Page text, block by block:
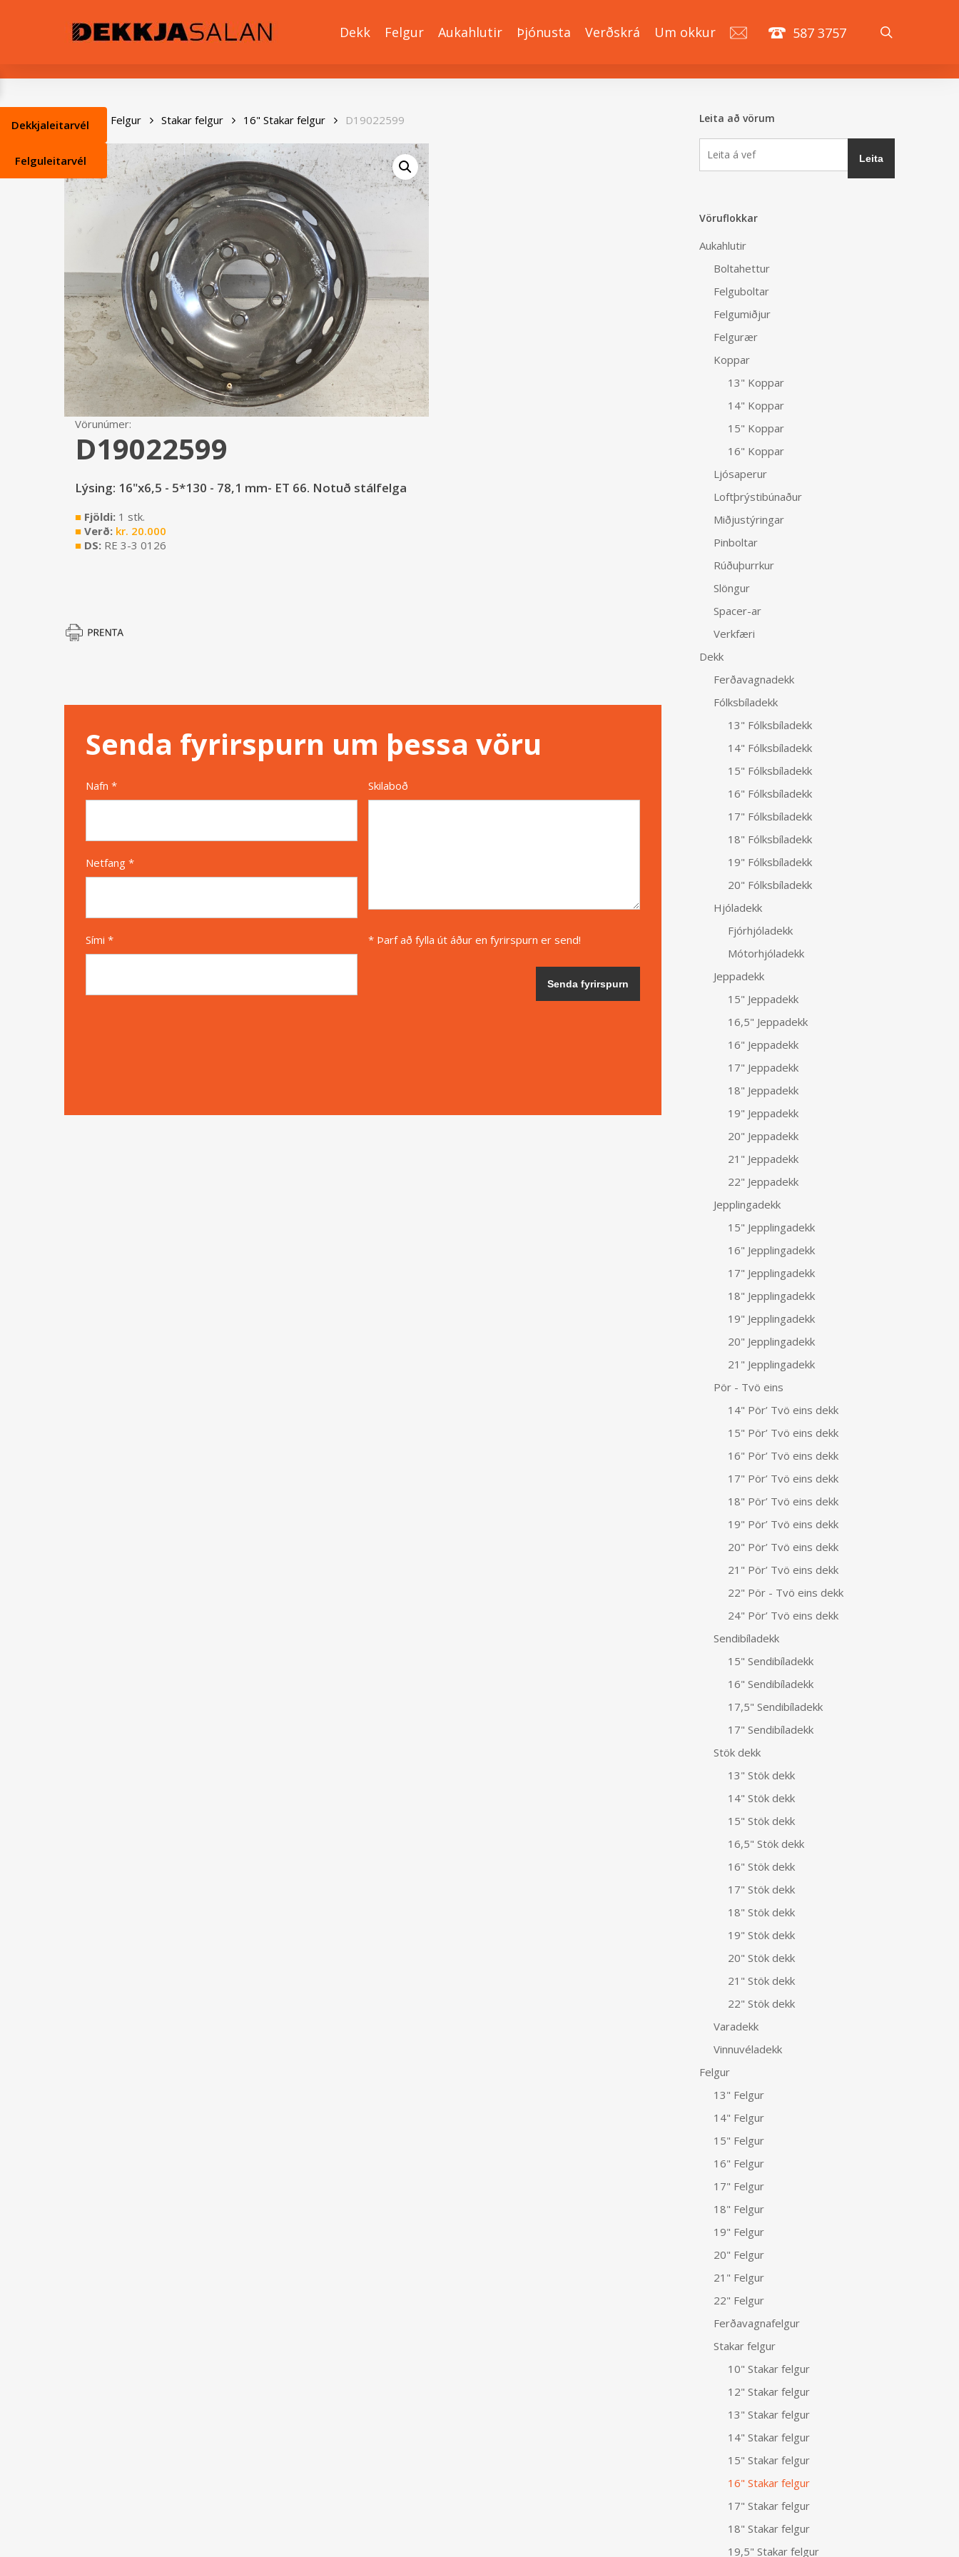
Dekk Felgur Aukahlutir Þjónusta Verðskrá Um okkur 587 3757
Heim Felgur Stakar felgur 16" Stakar felgur D19022599
Vörunúmer:
D19022599
Lýsing: 16"x6,5 - 5*130 - 78,1 mm- ET 66. Notuð stálfelga
■ Fjöldi: 1 stk.
■ Verð: kr. 20.000
■ DS: RE 3-3 0126
Senda fyrirspurn um þessa vöru
Nafn *
Netfang *
Sími *
Skilaboð
* Þarf að fylla út áður en fyrirspurn er send!
Leita að vörum
Vöruflokkar
Aukahlutir
Boltahettur
Felguboltar
Felgumiðjur
Felgurær
Koppar
13" Koppar
14" Koppar
15" Koppar
16" Koppar
Ljósaperur
Loftþrýstibúnaður
Miðjustýringar
Pinboltar
Rúðuþurrkur
Slöngur
Spacer-ar
Verkfæri
Dekk
Ferðavagnadekk
Fólksbíladekk
13" Fólksbíladekk
14" Fólksbíladekk
15" Fólksbíladekk
16" Fólksbíladekk
17" Fólksbíladekk
18" Fólksbíladekk
19" Fólksbíladekk
20" Fólksbíladekk
Hjóladekk
Fjórhjóladekk
Mótorhjóladekk
Jeppadekk
15" Jeppadekk
16,5" Jeppadekk
16" Jeppadekk
17" Jeppadekk
18" Jeppadekk
19" Jeppadekk
20" Jeppadekk
21" Jeppadekk
22" Jeppadekk
Jepplingadekk
15" Jepplingadekk
16" Jepplingadekk
17" Jepplingadekk
18" Jepplingadekk
19" Jepplingadekk
20" Jepplingadekk
21" Jepplingadekk
Pör - Tvö eins
14" Pör’ Tvö eins dekk
15" Pör’ Tvö eins dekk
16" Pör’ Tvö eins dekk
17" Pör’ Tvö eins dekk
18" Pör’ Tvö eins dekk
19" Pör’ Tvö eins dekk
20" Pör’ Tvö eins dekk
21" Pör’ Tvö eins dekk
22" Pör - Tvö eins dekk
24" Pör’ Tvö eins dekk
Sendibíladekk
15" Sendibíladekk
16" Sendibíladekk
17,5" Sendibíladekk
17" Sendibíladekk
Stök dekk
13" Stök dekk
14" Stök dekk
15" Stök dekk
16,5" Stök dekk
16" Stök dekk
17" Stök dekk
18" Stök dekk
19" Stök dekk
20" Stök dekk
21" Stök dekk
22" Stök dekk
Varadekk
Vinnuvéladekk
Felgur
13" Felgur
14" Felgur
15" Felgur
16" Felgur
17" Felgur
18" Felgur
19" Felgur
20" Felgur
21" Felgur
22" Felgur
Ferðavagnafelgur
Stakar felgur
10" Stakar felgur
12" Stakar felgur
13" Stakar felgur
14" Stakar felgur
15" Stakar felgur
16" Stakar felgur
17" Stakar felgur
18" Stakar felgur
19,5" Stakar felgur
Dekkjaleitarvél
Felguleitarvél